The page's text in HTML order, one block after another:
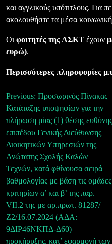
και αγγλικούς υπότιτλους. Για
ακολουθήστε τα μέσα
Οι φοιτητές της ΑΣΚΤ έχουν
ευρώ).
Περισσότερες πληροφορίες
Πλοήγηση
άρθρων
Previous: Προσωρινός Πίνακας
Κατάταξης υποψηφίων για την
πλήρωση μίας (1) θέσης ευθύνης
επιπέδου Γενικής Διεύθυνσης
Διοικητικών Υπηρεσιών της
Ανώτατης Σχολής Καλών
Τεχνών, κατά φθίνουσα σειρά
βαθμολογίας με βάση τις ομάδες
κριτηρίων α’ και β’ της παρ.
VII.2 της με αρ.πρωτ. 81287/
Ζ2/16.07.2024 (ΑΔΑ:
9ΔΙΡ46ΝΚΠΔ-Δ60)
προκήρυξης, κατ’ εφαρμογή των